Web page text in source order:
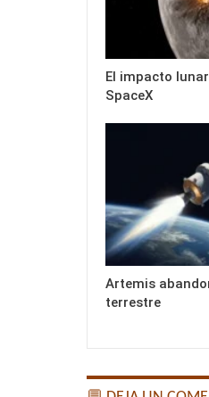
El impacto
SpaceX
Artemis
terrestre